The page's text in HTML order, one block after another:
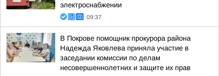
электроснабжении
09:37
В Покрове помощник прокурора района
Надежда Яковлева приняла участие в
заседании комиссии по делам
несовершеннолетних и защите их прав